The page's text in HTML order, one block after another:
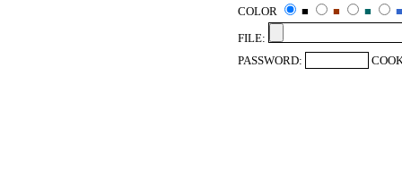
COLOR ■ ■ ■
■
FILE:
PASSWORD: